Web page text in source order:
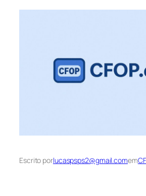
Escrito porlucaspsps2@gmail.comem